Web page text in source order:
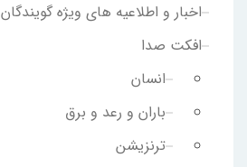
اخبار و اطلاعیه های ویژه گویندگان
افکت صدا
انسان
باران و رعد و برق
ترنزیشن